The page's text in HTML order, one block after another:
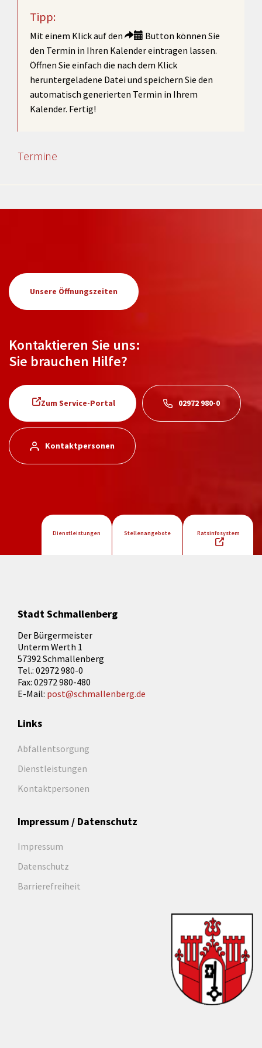
Tipp:
Mit einem Klick auf den
Button können Sie
den Termin in Ihren Kalender eintragen lassen.
Öffnen Sie einfach die nach dem Klick
heruntergeladene Datei und speichern Sie den
automatisch generierten Termin in Ihrem
Kalender. Fertig!
Termine
Unsere Öffnungszeiten
Kontaktieren Sie uns:
Sie brauchen Hilfe?
Zum Service-Portal 02972 980-0
Kontaktpersonen
Dienstleistungen Stellenangebote Ratsinfosystem
Stadt Schmallenberg
Der Bürgermeister
Unterm Werth 1
57392 Schmallenberg
Tel.: 02972 980-0
Fax: 02972 980-480
E-Mail: post@schmallenberg.de
Links
Abfallentsorgung
Dienstleistungen
Kontaktpersonen
Impressum / Datenschutz
Impressum
Datenschutz
Barrierefreiheit